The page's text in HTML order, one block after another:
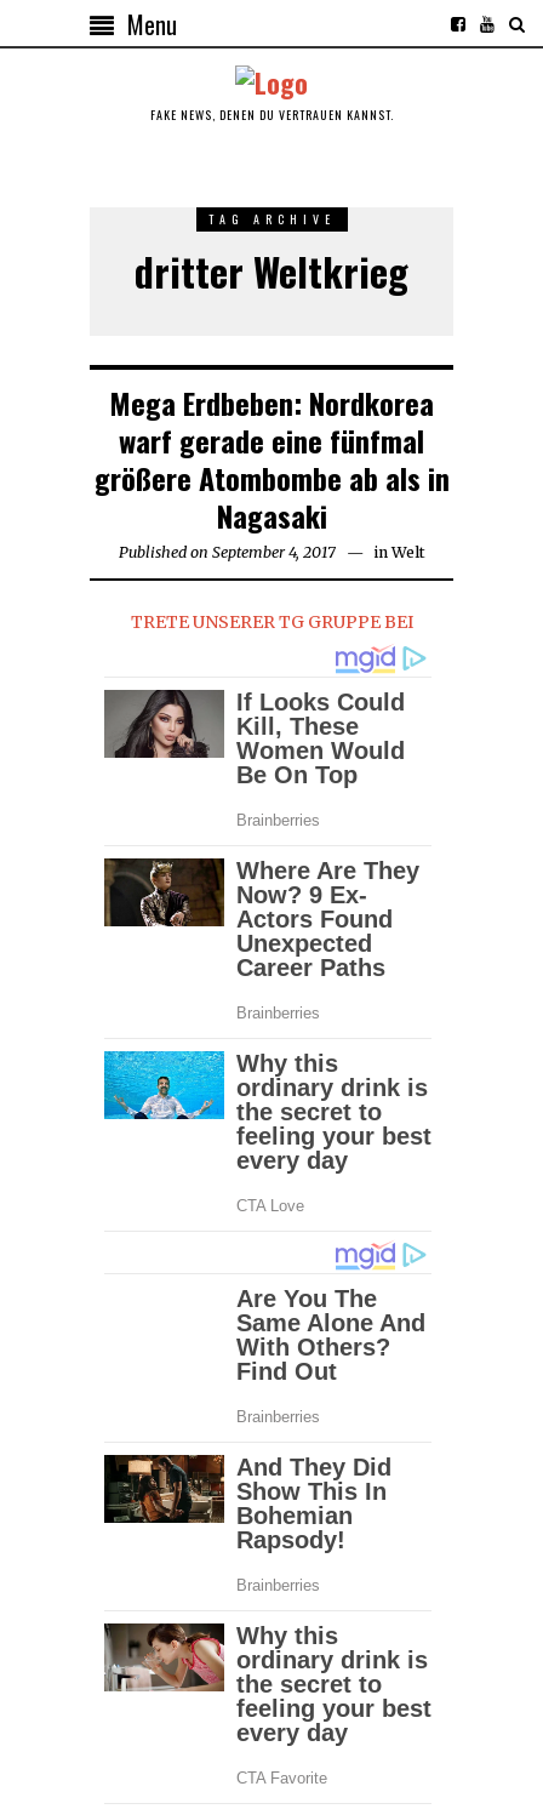
Menu
FAKE NEWS, DENEN DU VERTRAUEN KANNST.
TAG ARCHIVE
dritter Weltkrieg
Mega Erdbeben: Nordkorea
warf gerade eine fünfmal
größere Atombombe ab als in
Nagasaki
Published on September 4, 2017September
in Welt
TRETE UNSERER TG GRUPPE BEI